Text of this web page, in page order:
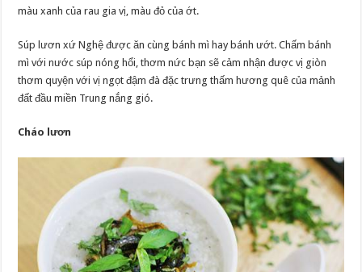
màu xanh của rau gia vị, màu đỏ của ớt.
Súp lươn xứ Nghệ được ăn cùng bánh mì hay bánh ướt. Chấm bánh
mì với nước súp nóng hổi, thơm nức bạn sẽ cảm nhận được vị giòn
thơm quyện với vị ngọt đậm đà đặc trưng thấm hương quê của mảnh
đất đầu miền Trung nắng gió.
Cháo lươn